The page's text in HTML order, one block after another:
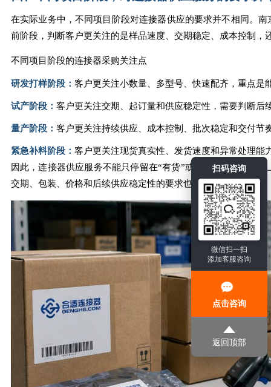
扫码咨询
微信扫一扫
添加客服咨询
点击咨询
返回顶部
在实际业务中，不同项目阶段对连接器供应的要求并不相同。
前阶段，判断客户更关注的是样品速度、交期稳定、成本控制，
不同项目阶段的连接器采购关注点
研发打样阶段： 客户更关注小数量、多型号、快速配齐，重点是
试产阶段： 客户更关注交期、起订量和供应稳定性，需要判断后
量产阶段： 客户更关注持续供应、成本控制、批次稳定和交付节
紧急补料阶段： 客户更关注现货真实性、发货速度和异常处理能
因此，连接器供应服务不能只停留在“有货”或“没货”的简单回
交期、包装、价格和后续供应稳定性的要求也会不同。